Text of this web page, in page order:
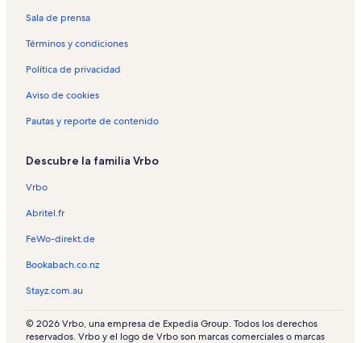
Sala de prensa
Términos y condiciones
Política de privacidad
Aviso de cookies
Pautas y reporte de contenido
Descubre la familia Vrbo
Vrbo
Abritel.fr
FeWo-direkt.de
Bookabach.co.nz
Stayz.com.au
© 2026 Vrbo, una empresa de Expedia Group. Todos los derechos
reservados. Vrbo y el logo de Vrbo son marcas comerciales o marcas